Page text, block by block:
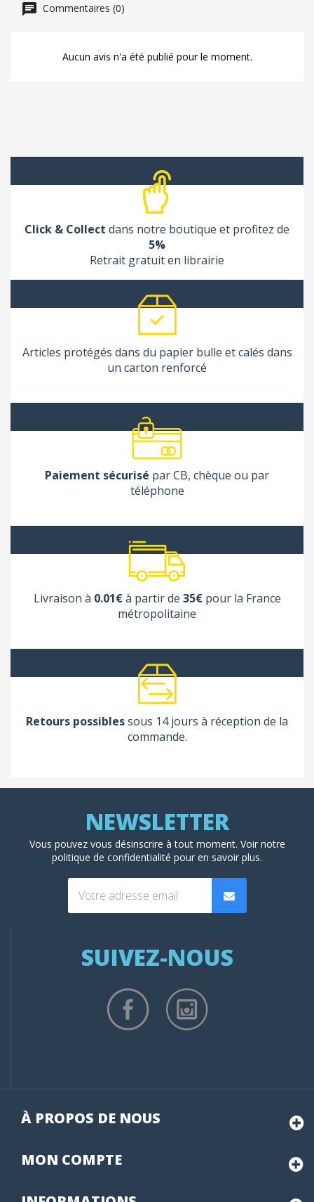
Commentaires (0)
Aucun avis n'a été publié pour le moment.
Click & Collect dans notre boutique et profitez de
5%
Retrait gratuit en librairie
Articles protégés dans du papier bulle et calés dans
un carton renforcé
Paiement sécurisé par CB, chèque ou par
téléphone
Livraison à 0.01€à partir de 35€pour la France
métropolitaine
Retours possiblessous 14 jours à réception de la
commande.
Vous pouvez vous désinscrire à tout moment. Voir notre
politique de confidentialité pour en savoir plus.
SUIVEZ-NOUS
À PROPOS DE NOUS
MON COMPTE